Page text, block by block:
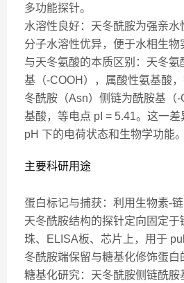
多功能探针。
水溶性良好：天冬酰胺为强亲
分子水溶性优异，便于水相生物
与天冬氨酸的本质区别：天冬氨
基（-COOH），属酸性氨基酸
冬酰胺（Asn）侧链为酰胺基（
基酸，等电点 pI = 5.41。这一
pH 下的电荷状态和生物学功能。
主要科研用途
蛋白标记与捕获：利用生物素-
天冬酰胺结构的探针定向固定
珠、ELISA板、芯片上，用于
冬酰胺端保留与糖基化修饰蛋白
糖基化研究：天冬酰胺侧链酰胺